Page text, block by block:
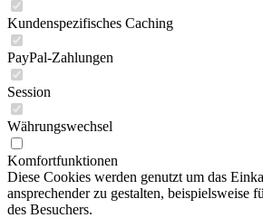
Kundenspezifisches Caching
PayPal-Zahlungen
Session
Währungswechsel
Komfortfunktionen
Diese Cookies werden genutzt um das
ansprechender zu gestalten, beispielsweise
des Besuchers.